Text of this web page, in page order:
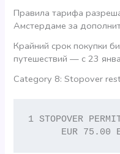
Правила тарифа
Амстердаме за
Крайний срок покупки
путешествий — с 23
Category 8: Stopover
1 STOPOVER
EUR 75.00